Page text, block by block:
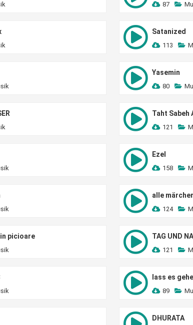
87
Satanized
113
Yasemin
80
Taht Sabeh
121
Ezel
158
alle
124
picioare TAG UND
121
lass es
89
DHURATA